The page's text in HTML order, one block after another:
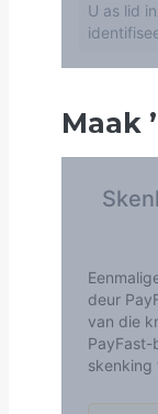
Maak ’